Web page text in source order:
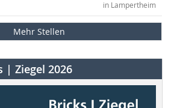
in Lampertheim
Mehr Stellen
| Ziegel 2026